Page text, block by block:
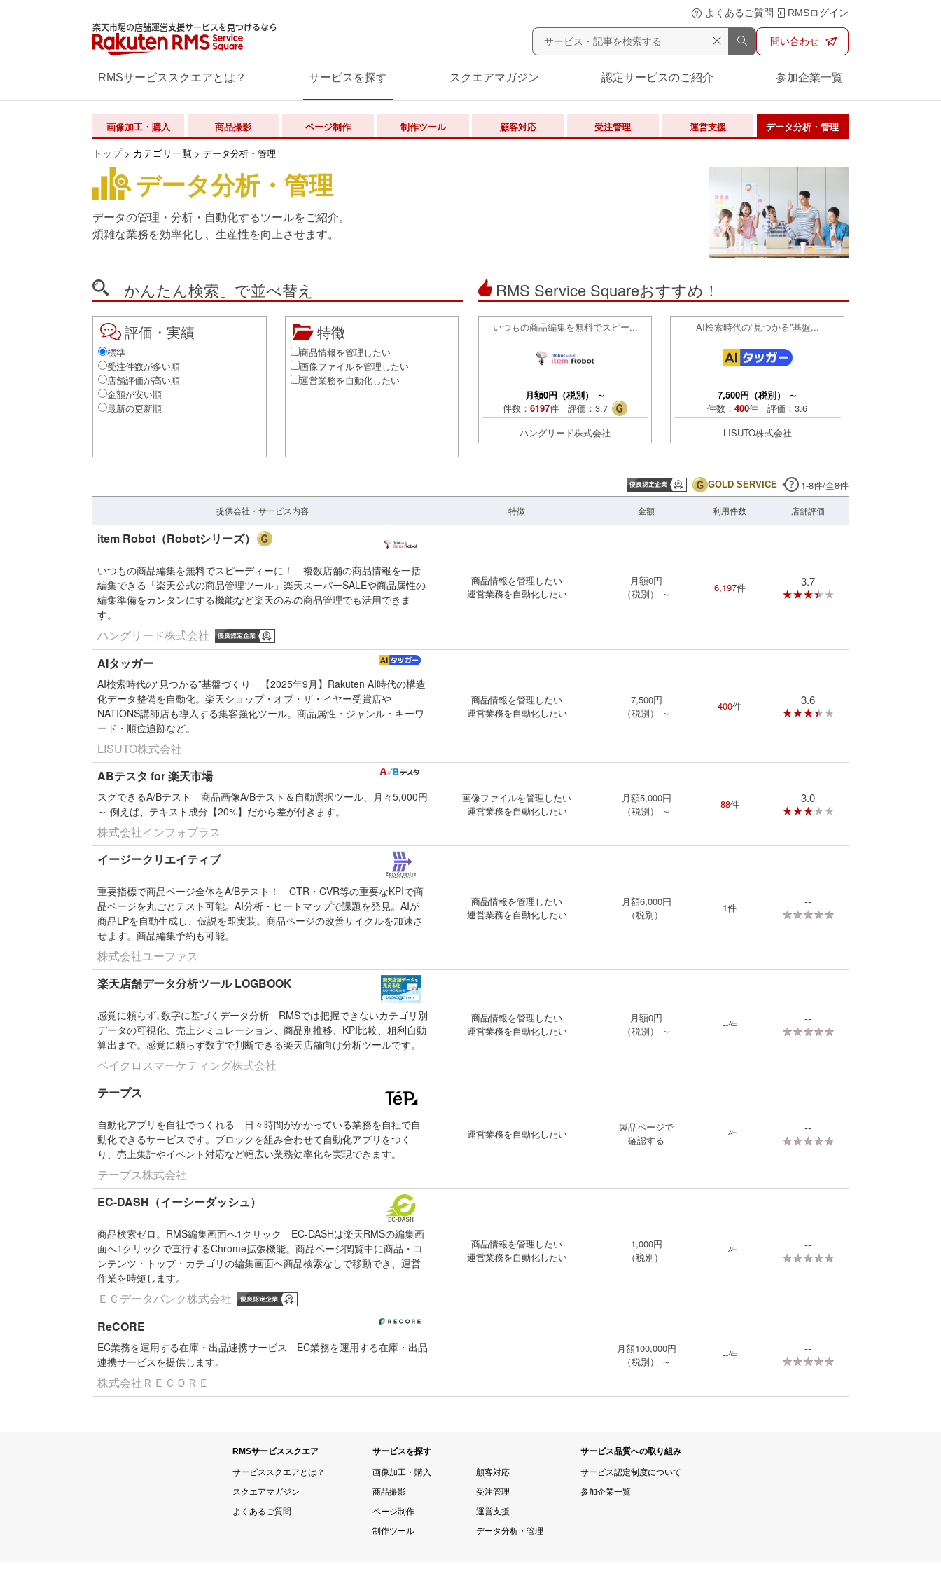
楽天市場の店舗運営支援サービスを見つけるなら
よくあるご質問 RMSログイン
問い合わせ
RMSサービススクエアとは？ サービスを探す スクエアマガジン 認定サービスのご紹介 参加企業一覧
画像加工・購入 商品撮影 ページ制作 制作ツール 顧客対応 受注管理 運営支援 データ分析・管理
トップ> カテゴリ一覧 > データ分析・管理
データ分析・管理
データの管理・分析・自動化するツールをご紹介。
煩雑な業務を効率化し、生産性を向上させます。
「かんたん検索」で並べ替え
評価・実績
標準
受注件数が多い順
店舗評価が高い順
金額が安い順
最新の更新順
特徴
商品情報を管理したい
画像ファイルを管理したい
運営業務を自動化したい
RMS Service Squareおすすめ！
いつもの商品編集を無料でスピー...
月額0円（税別）
～
件数： 6197件 評価： 3.7
ハングリード株式会社
AI検索時代の“見つかる”基盤...
7,500円（税別）
～
件数：400件 評価：3.6
LISUTO株式会社
1-8件/全8件
GOLD SERVICE
提供会社・サービス内容 特徴 金額 利用件数 店舗評価
item Robot（Robotシリーズ）
いつもの商品編集を無料でスピーディーに！
複数店舗の商品情報を一括
編集できる「楽天公式の商品管理ツール」楽天スーパーSALEや商品属性の
編集準備をカンタンにする機能など楽天のみの商品管理でも活用できま
す。
ハングリード株式会社
商品情報を管理したい
運営業務を自動化したい
月額0円
（税別）
～ 6,197件
3.7
★★★★★
★★★★★
AIタッガー
AI検索時代の“見つかる”基盤づくり
【2025年9月】Rakuten AI時代の構造
化データ整備を自動化。楽天ショップ・オブ・ザ・イヤー受賞店や
NATIONS講師店も導入する集客強化ツール。商品属性・ジャンル・キーワ
ード・順位追跡など。
LISUTO株式会社
商品情報を管理したい
運営業務を自動化したい
7,500円
（税別）
～
400件
3.6
★★★★★
★★★★★
ABテスタ for 楽天市場
スグできるA/Bテスト
商品画像A/Bテスト＆自動選択ツール、月々5,000円
～ 例えば、テキスト成分【20%】だから差が付きます。
株式会社インフォプラス
画像ファイルを管理したい
運営業務を自動化したい
月額5,000円
（税別）
～
88件
3.0
★★★★★
★★★★★
イージークリエイティブ
重要指標で商品ページ全体をA/Bテスト！
CTR・CVR等の重要なKPIで商
品ページを丸ごとテスト可能。AI分析・ヒートマップで課題を発見。AIが
商品LPを自動生成し、仮説を即実装。商品ページの改善サイクルを加速さ
せます。商品編集予約も可能。
株式会社ユーファス
商品情報を管理したい
運営業務を自動化したい
月額6,000円
（税別）
1件
--
★★★★★
★★★★★
楽天店舗データ分析ツール LOGBOOK
感覚に頼らず､数字に基づくデータ分析
RMSでは把握できないカテゴリ別
データの可視化、売上シミュレーション、商品別推移、KPI比較、粗利自動
算出まで。感覚に頼らず数字で判断できる楽天店舗向け分析ツールです。
ベイクロスマーケティング株式会社
商品情報を管理したい
運営業務を自動化したい
月額0円
（税別）
～ --件
--
★★★★★
★★★★★
テープス
自動化アプリを自社でつくれる
日々時間がかかっている業務を自社で自
動化できるサービスです。ブロックを組み合わせて自動化アプリをつく
り、売上集計やイベント対応など幅広い業務効率化を実現できます。
テープス株式会社
運営業務を自動化したい
製品ページで
確認する
--件
--
★★★★★
★★★★★
EC-DASH（イーシーダッシュ）
商品検索ゼロ。RMS編集画面へ1クリック
EC-DASHは楽天RMSの編集画
面へ1クリックで直行するChrome拡張機能。商品ページ閲覧中に商品・コ
ンテンツ・トップ・カテゴリの編集画面へ商品検索なしで移動でき、運営
作業を時短します。
ＥＣデータバンク株式会社
商品情報を管理したい
運営業務を自動化したい
1,000円
（税別）
--件
--
★★★★★
★★★★★
ReCORE
EC業務を運用する在庫・出品連携サービス
EC業務を運用する在庫・出品
連携サービスを提供します。
株式会社ＲＥＣＯＲＥ
月額100,000円
（税別）
～
--件
--
★★★★★
★★★★★
RMSサービススクエア
サービススクエアとは？
スクエアマガジン
よくあるご質問
サービスを探す
画像加工・購入
顧客対応
商品撮影
受注管理
ページ制作
運営支援
制作ツール
データ分析・管理
サービス品質への取り組み
サービス認定制度について
参加企業一覧